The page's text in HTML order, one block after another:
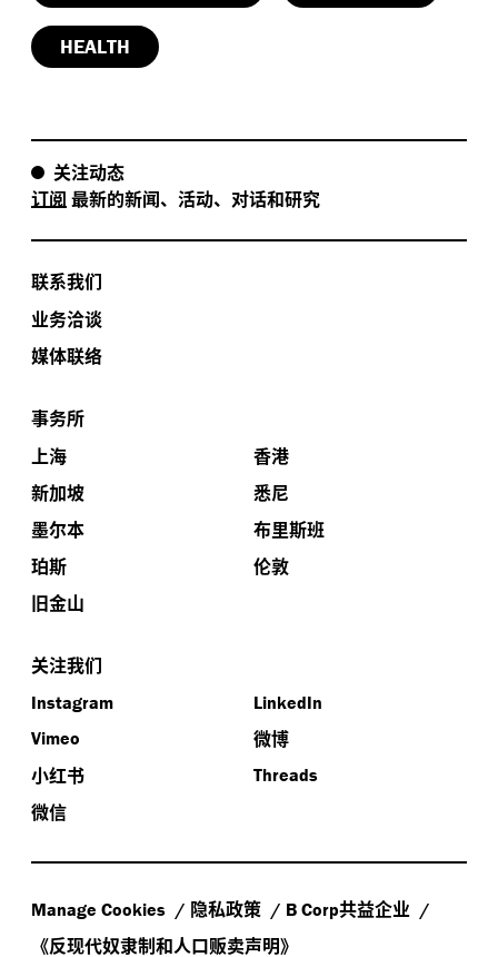
HEALTH
关注动态
订阅 最新的新闻、活动、对话和研究
联系我们
业务洽谈
媒体联络
事务所
上海
香港
新加坡
悉尼
墨尔本
布里斯班
珀斯
伦敦
旧金山
关注我们
Instagram
LinkedIn
Vimeo
微博
小红书
Threads
微信
Manage Cookies 隐私政策 B Corp共益企业
《反现代奴隶制和人口贩卖声明》